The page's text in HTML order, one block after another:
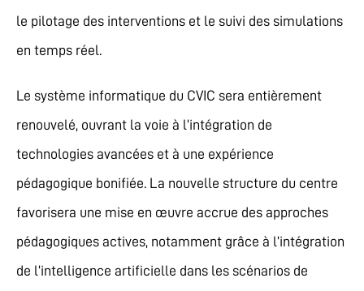
le pilotage des interventions et le suivi des simulations
en temps réel.
Le système informatique du CVIC sera entièrement
renouvelé, ouvrant la voie à l’intégration de
technologies avancées et à une expérience
pédagogique bonifiée. La nouvelle structure du centre
favorisera une mise en œuvre accrue des approches
pédagogiques actives, notamment grâce à l’intégration
de l’intelligence artificielle dans les scénarios de